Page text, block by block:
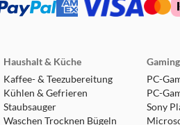
Haushalt & Küche
Kaffee- & Teezubereitung
Kühlen & Gefrieren
Staubsauger
Waschen Trocknen Bügeln
PC-
PC-
Sony